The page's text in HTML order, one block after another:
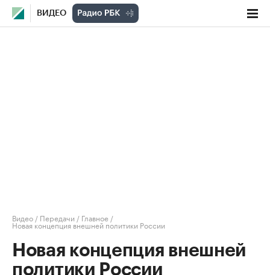
ВИДЕО
Видео / Передачи / Главное /
Новая концепция внешней политики России
Новая концепция внешней
политики России